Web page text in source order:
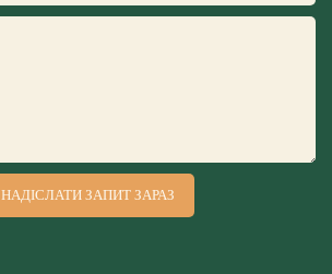
НАДІСЛАТИ ЗАПИТ ЗАРАЗ